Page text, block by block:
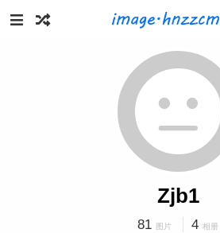
Zjb1
81 图片 4 相册